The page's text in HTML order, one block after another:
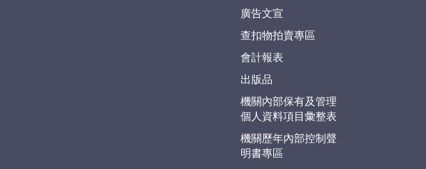
廣告文宣
查扣物拍賣專區
會計報表
出版品
機關內部保有及管理
個人資料項目彙整表
機關歷年內部控制聲
明書專區